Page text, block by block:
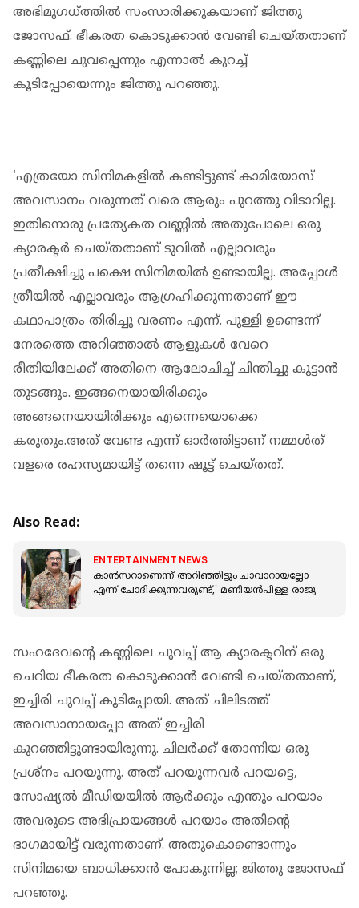
അഭിമുഗധ്ത്തിൽ സംസാരിക്കുകയാണ് ജിത്തു
ജോസഫ്. ഭീകരത കൊടുക്കാൻ വേണ്ടി ചെയ്തതാണ്
കണ്ണിലെ ചുവപ്പെന്നും എന്നാൽ കുറച്ച്
കൂടിപ്പോയെന്നും ജിത്തു പറഞ്ഞു.
'എത്രയോ സിനിമകളിൽ കണ്ടിട്ടുണ്ട് കാമിയോസ്
അവസാനം വരുന്നത് വരെ ആരും പുറത്തു വിടാറില്ല.
ഇതിനൊരു പ്രത്യേകത വണ്ണിൽ അതുപോലെ ഒരു
ക്യാരക്ടർ ചെയ്തതാണ് ടുവിൽ എല്ലാവരും
പ്രതീക്ഷിച്ചു പക്ഷെ സിനിമയിൽ ഉണ്ടായില്ല. അപ്പോൾ
ത്രീയിൽ എല്ലാവരും ആഗ്രഹിക്കുന്നതാണ് ഈ
കഥാപാത്രം തിരിച്ചു വരണം എന്ന്. പുള്ളി ഉണ്ടെന്ന്
നേരത്തെ അറിഞ്ഞാൽ ആളുകൾ വേറെ
രീതിയിലേക്ക് അതിനെ ആലോചിച്ച് ചിന്തിച്ചു കൂട്ടാൻ
തുടങ്ങും. ഇങ്ങനെയായിരിക്കും
അങ്ങനെയായിരിക്കും എന്നെയൊക്കെ
കരുതും.അത് വേണ്ട എന്ന് ഓർത്തിട്ടാണ് നമ്മൾത്
വളരെ രഹസ്യമായിട്ട് തന്നെ ഷൂട്ട് ചെയ്തത്.
Also Read:
ENTERTAINMENT NEWS
കാൻസറാണെന്ന് അറിഞ്ഞിട്ടും ചാവാറായല്ലോ
എന്ന് ചോദിക്കുന്നവരുണ്ട്,' മണിയൻപിള്ള രാജു
സഹദേവന്റെ കണ്ണിലെ ചുവപ്പ് ആ ക്യാരക്ടറിന് ഒരു
ചെറിയ ഭീകരത കൊടുക്കാൻ വേണ്ടി ചെയ്തതാണ്,
ഇച്ചിരി ചുവപ്പ് കൂടിപ്പോയി. അത് ചിലിടത്ത്
അവസാനായപ്പോ അത് ഇച്ചിരി
കുറഞ്ഞിട്ടുണ്ടായിരുന്നു. ചിലർക്ക് തോന്നിയ ഒരു
പ്രശ്നം പറയുന്നു. അത് പറയുന്നവർ പറയട്ടെ,
സോഷ്യൽ മീഡിയയിൽ ആർക്കും എന്തും പറയാം
അവരുടെ അഭിപ്രായങ്ങൾ പറയാം അതിന്റെ
ഭാഗമായിട്ട് വരുന്നതാണ്. അതുകൊണ്ടൊന്നും
സിനിമയെ ബാധിക്കാൻ പോകുന്നില്ല; ജിത്തു ജോസഫ്
പറഞ്ഞു.